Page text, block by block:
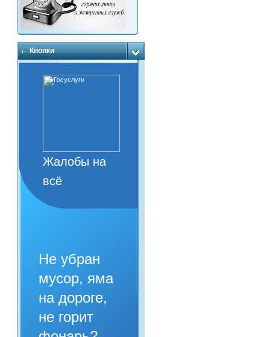
Кнопки
Жалобы на
всё
Не убран
мусор, яма
на дороге,
не горит